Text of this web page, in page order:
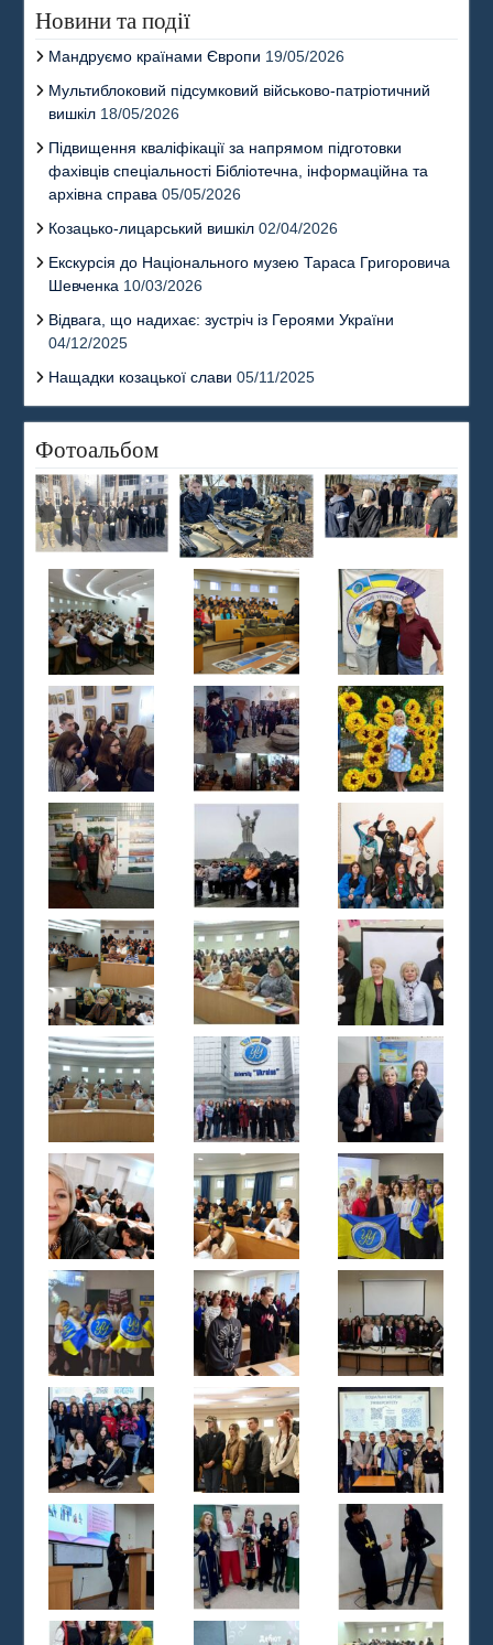
Новини та події
Мандруємо країнами Європи 19/05/2026
Мультиблоковий підсумковий військово-патріотичний
вишкіл 18/05/2026
Підвищення кваліфікації за напрямом підготовки
фахівців спеціальності Бібліотечна, інформаційна та
архівна справа 05/05/2026
Козацько-лицарський вишкіл 02/04/2026
Екскурсія до Національного музею Тараса Григоровича
Шевченка 10/03/2026
Відвага, що надихає: зустріч із Героями України
04/12/2025
Нащадки козацької слави 05/11/2025
Фотоальбом